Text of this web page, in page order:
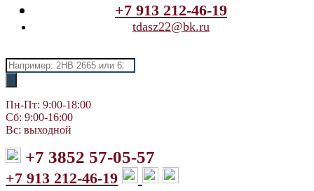
+7 913 212-46-19
tdasz22@bk.ru
Поиск
товаров
Пн-Пт: 9:00-18:00
Сб: 9:00-16:00
Вс: выходной
+7 3852 57-05-57
+7 913 212-46-19